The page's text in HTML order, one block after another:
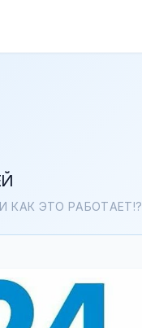
КАК ЭТО РАБОТАЕТ!?